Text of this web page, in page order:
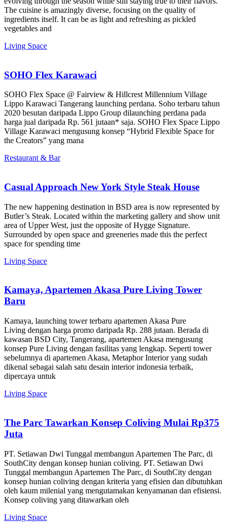
The cuisine is amazingly diverse, focusing on the quality of
ingredients itself. It can be as light and refreshing as pickled
vegetables and
Living Space
SOHO Flex Karawaci
SOHO Flex Space @ Fairview & Hillcrest Millennium Village
Lippo Karawaci Tangerang launching perdana. Soho terbaru tahun
2020 besutan daripada Lippo Group dilaunching perdana pada
harga jual daripada Rp. 561 jutaan* saja. SOHO Flex Space Lippo
Village Karawaci mengusung konsep “Hybrid Flexible Space for
the Creators” yang mana
Restaurant & Bar
Casual Approach New York Style Steak House
The new happening destination in BSD area is now represented by
Butler’s Steak. Located within the marketing gallery and show unit
area of Upper West, just the opposite of Hygge Signature.
Surrounded by open space and greeneries made this the perfect
space for spending time
Living Space
Kamaya, Apartemen Akasa Pure Living Tower
Baru
Kamaya, launching tower terbaru apartemen Akasa Pure
Living dengan harga promo daripada Rp. 288 jutaan. Berada di
kawasan BSD City, Tangerang, apartemen Akasa mengusung
konsep Pure Living dengan fasilitas yang lengkap. Seperti tower
sebelumnya di apartemen Akasa, Metaphor Interior yang sudah
dikenal sebagai salah satu desain interior indonesia terbaik,
dipercaya untuk
Living Space
The Parc Tawarkan Konsep Coliving Mulai Rp375
Juta
PT. Setiawan Dwi Tunggal membangun Apartemen The Parc, di
SouthCity dengan konsep hunian coliving. PT. Setiawan Dwi
Tunggal membangun Apartemen The Parc, di SouthCity dengan
konsep hunian coliving dengan kriteria yang efisien dan dibutuhkan
oleh kaum milenial yang mengutamakan kenyamanan dan efisiensi.
Konsep coliving yang ditawarkan oleh
Living Space